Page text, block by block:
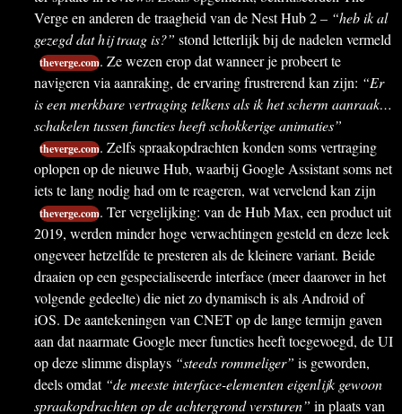
Verge en anderen de traagheid van de Nest Hub 2 – “heb ik al
gezegd dat hij traag is?” stond letterlijk bij de nadelen vermeld
theverge.com. Ze wezen erop dat wanneer je probeert te
navigeren via aanraking, de ervaring frustrerend kan zijn: “Er
is een merkbare vertraging telkens als ik het scherm aanraak…
schakelen tussen functies heeft schokkerige animaties”
theverge.com. Zelfs spraakopdrachten konden soms vertraging
oplopen op de nieuwe Hub, waarbij Google Assistant soms net
iets te lang nodig had om te reageren, wat vervelend kan zijn
theverge.com. Ter vergelijking: van de Hub Max, een product uit
2019, werden minder hoge verwachtingen gesteld en deze leek
ongeveer hetzelfde te presteren als de kleinere variant. Beide
draaien op een gespecialiseerde interface (meer daarover in het
volgende gedeelte) die niet zo dynamisch is als Android of
iOS. De aantekeningen van CNET op de lange termijn gaven
aan dat naarmate Google meer functies heeft toegevoegd, de UI
op deze slimme displays “steeds rommeliger” is geworden,
deels omdat “de meeste interface-elementen eigenlijk gewoon
spraakopdrachten op de achtergrond versturen” in plaats van